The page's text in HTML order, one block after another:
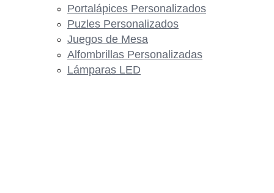
Portalápices Personalizados
Puzles Personalizados
Juegos de Mesa
Alfombrillas Personalizadas
Lámparas LED